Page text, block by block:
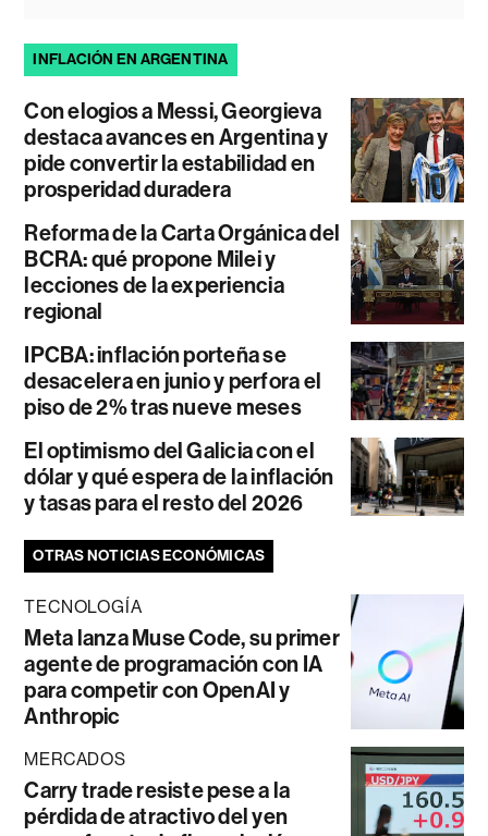
INFLACIÓN EN ARGENTINA
Con elogios a Messi, Georgieva
destaca avances en Argentina y
pide convertir la estabilidad en
prosperidad duradera
Reforma de la Carta Orgánica del
BCRA: qué propone Milei y
lecciones de la experiencia
regional
IPCBA: inflación porteña se
desacelera en junio y perfora el
piso de 2% tras nueve meses
El optimismo del Galicia con el
dólar y qué espera de la inflación
y tasas para el resto del 2026
OTRAS NOTICIAS ECONÓMICAS
TECNOLOGÍA
Meta lanza Muse Code, su primer
agente de programación con IA
para competir con OpenAI y
Anthropic
MERCADOS
Carry trade resiste pese a la
pérdida de atractivo del yen